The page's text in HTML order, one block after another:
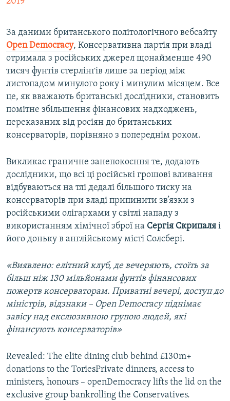
За даними британського політологічного вебсайту
Open Democracy, Консервативна партія при владі
отримала з російських джерел щонайменше 490
тисяч фунтів стерлінґів лише за період між
листопадом минулого року і минулим місяцем. Все
це, як вважають британські дослідники, становить
помітне збільшення фінансових надходжень,
переказаних від росіян до британських
консерваторів, порівняно з попереднім роком.
Викликає граничне занепокоєння те, додають
дослідники, що всі ці російські грошові вливання
відбуваються на тлі дедалі більшого тиску на
консерваторів при владі припинити зв’язки з
російськими олігархами у світлі нападу з
використанням хімічної зброї на Сергія Скрипаля і
його доньку в англійському місті Солсбері.
«Виявлено: елітний клуб, де вечеряють, стоїть за
більш ніж 130 мільйонами фунтів фінансових
пожертв консерваторам. Приватні вечері, доступ до
міністрів, відзнаки – Open Democracy піднімає
завісу над екслюзивною групою людей, які
фінансують консерваторів»
Revealed: The elite dining club behind £130m+
donations to the ToriesPrivate dinners, access to
ministers, honours – openDemocracy lifts the lid on the
exclusive group bankrolling the Conservatives.